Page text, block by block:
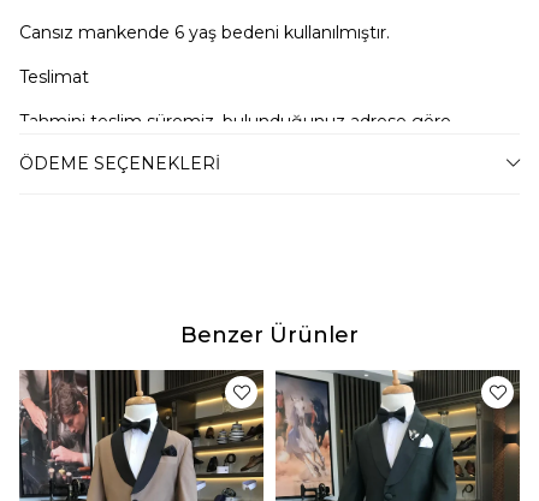
Cansız mankende 6 yaş bedeni kullanılmıştır.
Teslimat
Tahmini teslim süremiz, bulunduğunuz adrese göre
Bu durum ekran , monitör veya ışık parlaklığı ayarları
ÖDEME SEÇENEKLERI
Benzer Ürünler